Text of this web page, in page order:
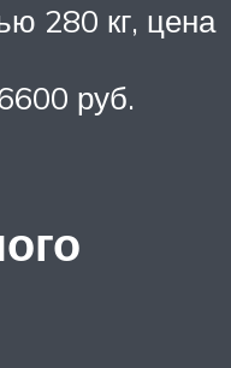
280 кг, цена
руб.